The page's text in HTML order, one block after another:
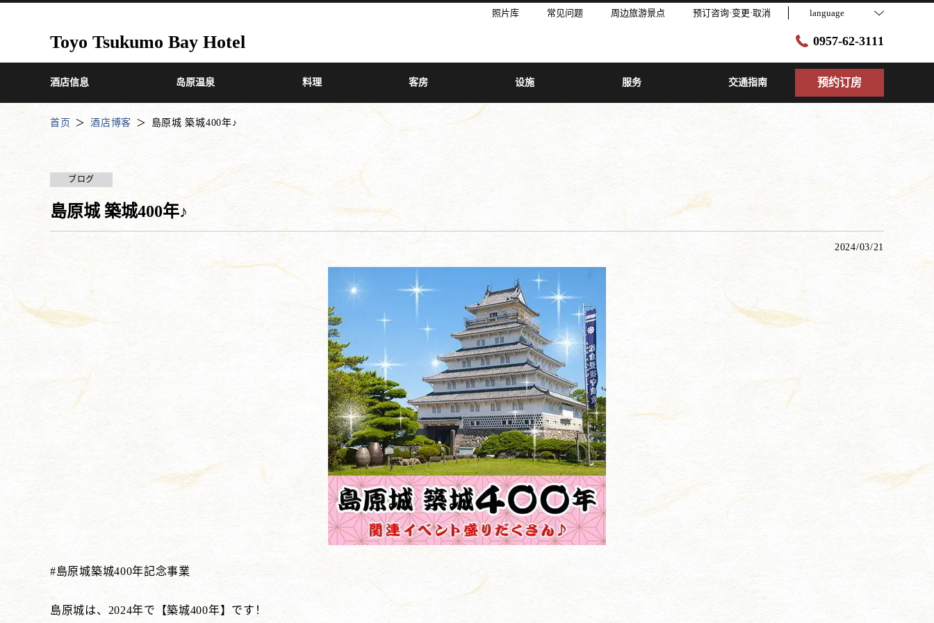
照片库 常见问题 周边旅游景点 预订咨询·变更·取消 language
Toyo Tsukumo Bay Hotel 0957-62-3111
酒店信息 岛原温泉 料理 客房 设施 服务 交通指南 预约订房
首页 酒店博客 島原城 築城400年♪
ブログ
島原城 築城400年♪
2024/03/21
#島原城築城400年記念事業
島原城は、2024年で【築城400年】です！